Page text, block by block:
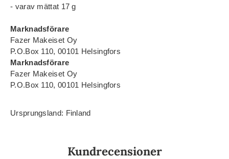
- varav mättat 17 g
Marknadsförare
Fazer Makeiset Oy
P.O.Box 110, 00101 Helsingfors
Marknadsförare
Fazer Makeiset Oy
P.O.Box 110, 00101 Helsingfors
Ursprungsland: Finland
Kundrecensioner